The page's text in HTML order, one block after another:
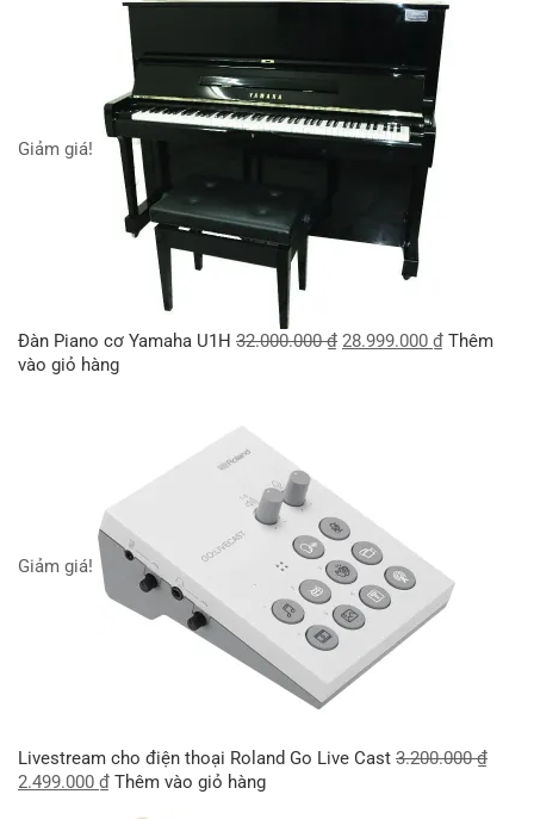
Giảm giá!
Đàn Piano cơ Yamaha U1H 32.000.000₫ 28.999.000 ₫ Thêm
vào giỏ hàng
Giảm giá!
Livestream cho điện thoại Roland Go Live Cast 3.200.000₫
2.499.000 ₫ Thêm vào giỏ hàng